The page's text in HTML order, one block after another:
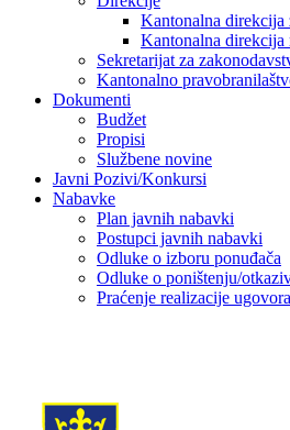
Kantonalna direkcija
Kantonalna direkcija
Sekretarijat za
Kantonalno
Dokumenti
Budžet
Propisi
Službene novine
Javni Pozivi/Konkursi
Nabavke
Plan javnih nabavki
Postupci javnih nabavki
Odluke o izboru ponuđača
Odluke o poništenju/
Praćenje realizacije ugovora